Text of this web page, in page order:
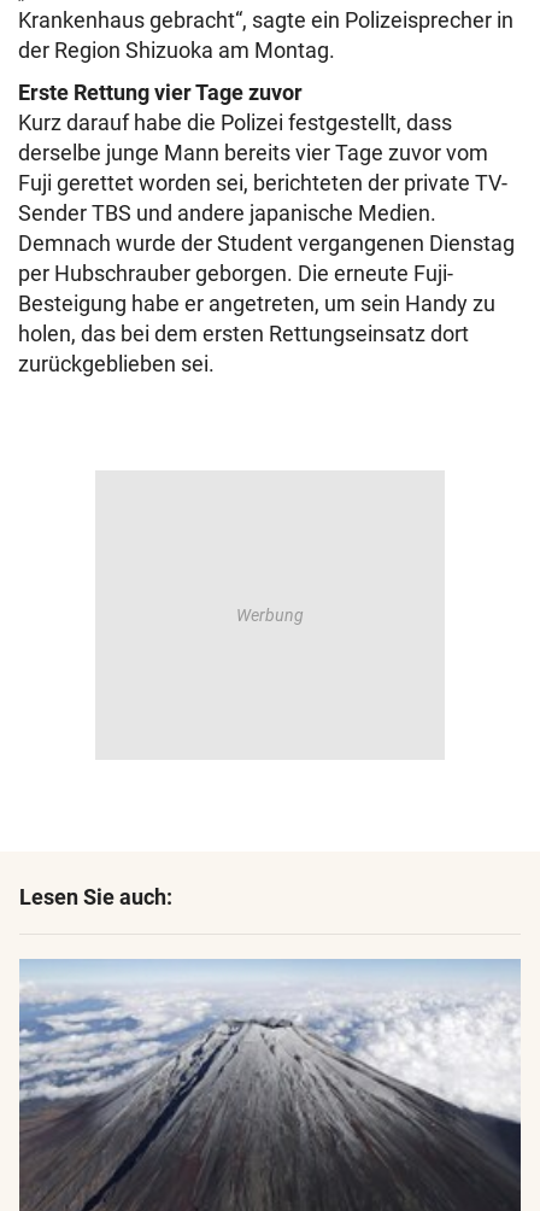
Krankenhaus gebracht“, sagte ein Polizeisprecher in
der Region Shizuoka am Montag.
Erste Rettung vier Tage zuvor
Kurz darauf habe die Polizei festgestellt, dass
derselbe junge Mann bereits vier Tage zuvor vom
Fuji gerettet worden sei, berichteten der private TV-
Sender TBS und andere japanische Medien.
Demnach wurde der Student vergangenen Dienstag
per Hubschrauber geborgen. Die erneute Fuji-
Besteigung habe er angetreten, um sein Handy zu
holen, das bei dem ersten Rettungseinsatz dort
zurückgeblieben sei.
Lesen Sie auch: